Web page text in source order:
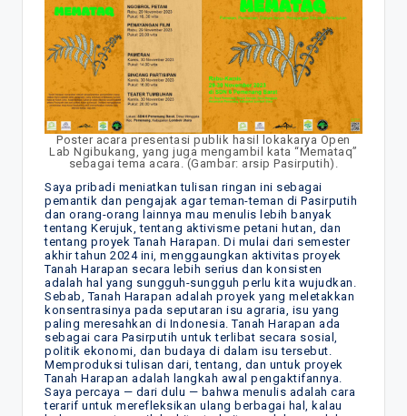
Poster acara presentasi publik hasil lokakarya Open
Lab Ngibukang, yang juga mengambil kata “Memataq”
sebagai tema acara. (Gambar: arsip Pasirputih).
Saya pribadi meniatkan tulisan ringan ini sebagai
pemantik dan pengajak agar teman-teman di Pasirputih
dan orang-orang lainnya mau menulis lebih banyak
tentang Kerujuk, tentang aktivisme petani hutan, dan
tentang proyek Tanah Harapan. Di mulai dari semester
akhir tahun 2024 ini, menggaungkan aktivitas proyek
Tanah Harapan secara lebih serius dan konsisten
adalah hal yang sungguh-sungguh perlu kita wujudkan.
Sebab, Tanah Harapan adalah proyek yang meletakkan
konsentrasinya pada seputaran isu agraria, isu yang
paling meresahkan di Indonesia. Tanah Harapan ada
sebagai cara Pasirputih untuk terlibat secara sosial,
politik ekonomi, dan budaya di dalam isu tersebut.
Memproduksi tulisan dari, tentang, dan untuk proyek
Tanah Harapan adalah langkah awal pengaktifannya.
Saya percaya — dari dulu — bahwa menulis adalah cara
terarif untuk merefleksikan ulang berbagai hal, kalau